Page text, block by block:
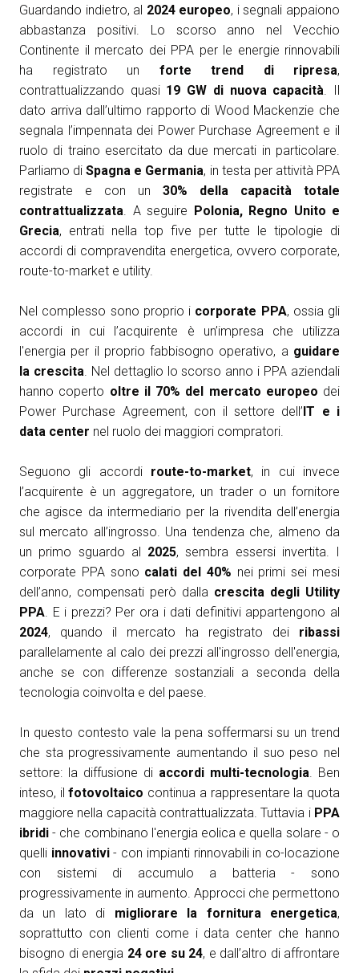
Guardando indietro, al 2024 europeo, i segnali appaiono
abbastanza positivi. Lo scorso anno nel Vecchio
Continente il mercato dei PPA per le energie rinnovabili
ha registrato un forte trend di ripresa,
contrattualizzando quasi 19 GW di nuova capacità. Il
dato arriva dall’ultimo rapporto di Wood Mackenzie che
segnala l’impennata dei Power Purchase Agreement e il
ruolo di traino esercitato da due mercati in particolare.
Parliamo diSpagna e Germania, in testa per attività PPA
registrate e con un 30% della capacità totale
contrattualizzata. A seguire Polonia, Regno Unito e
Grecia, entrati nella top five per tutte le tipologie di
accordi di compravendita energetica, ovvero corporate,
route-to-market e utility.
Nel complesso sono proprio i corporate PPA, ossia gli
accordi in cui l’acquirente è un’impresa che utilizza
l'energia per il proprio fabbisogno operativo, a guidare
la crescita. Nel dettaglio lo scorso anno i PPA aziendali
hanno coperto oltre il 70% del mercato europeo dei
Power Purchase Agreement, con il settore dell’IT e i
data center nel ruolo dei maggiori compratori.
Seguono gli accordi route-to-market, in cui invece
l’acquirente è un aggregatore, un trader o un fornitore
che agisce da intermediario per la rivendita dell’energia
sul mercato all’ingrosso. Una tendenza che, almeno da
un primo sguardo al 2025, sembra essersi invertita. I
corporate PPA sono calati del 40% nei primi sei mesi
dell’anno, compensati però dalla crescita degli Utility
PPA. E i prezzi? Per ora i dati definitivi appartengono al
2024, quando il mercato ha registrato dei ribassi
parallelamente al calo dei prezzi all'ingrosso dell'energia,
anche se con differenze sostanziali a seconda della
tecnologia coinvolta e del paese.
In questo contesto vale la pena soffermarsi su un trend
che sta progressivamente aumentando il suo peso nel
settore: la diffusione di accordi multi-tecnologia. Ben
inteso, ilfotovoltaico continua a rappresentare la quota
maggiore nella capacità contrattualizzata. Tuttavia i PPA
ibridi - che combinano l'energia eolica e quella solare - o
quelli innovativi- con impianti rinnovabili in co-locazione
con sistemi di accumulo a batteria - sono
progressivamente in aumento. Approcci che permettono
da un lato di migliorare la fornitura energetica,
soprattutto con clienti come i data center che hanno
bisogno di energia 24 ore su 24, e dall’altro di affrontare